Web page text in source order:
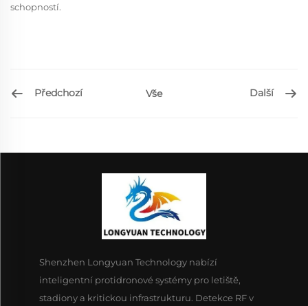
schopností.
Předchozí Vše Další
Shenzhen Longyuan Technology nabízí
inteligentní protidronové systémy pro letiště,
stadiony a kritickou infrastrukturu. Detekce RF v